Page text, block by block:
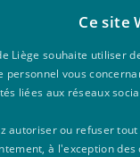
consulter la
au sein de leur
Ce site
Liège souhaite utiliser
personnel vous
liées aux réseaux
autoriser ou refuser
à l'exception